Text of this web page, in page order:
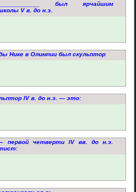
был ярчайшим
V в. до н.э.
Нике в Олимпии был скульптор
IV в. до н.э. — это:
первой четверти IV вв. до н.э.